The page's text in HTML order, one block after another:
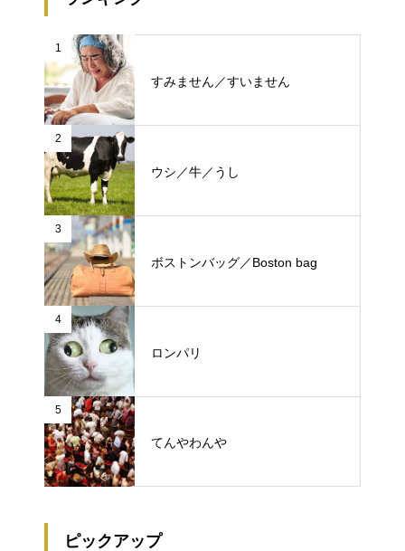
1
すみません／すいません
2
ウシ／牛／うし
3
ボストンバッグ／Boston bag
4
ロンパリ
5
てんやわんや
ピックアップ